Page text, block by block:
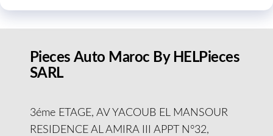
Pieces Auto Maroc By HELPieces
SARL
3éme ETAGE, AV YACOUB EL MANSOUR
RESIDENCE AL AMIRA III APPT N°32,